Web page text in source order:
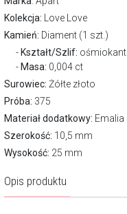
Kolekcja:
Love Love
Kamień: Diament (1 szt.)
Kształt/Szlif: ośmiokant
Masa: 0,004 ct
Surowiec: Żółte złoto
Próba: 375
Materiał dodatkowy: Emalia
Szerokość: 10,5 mm
Wysokość: 25 mm
Opis produktu